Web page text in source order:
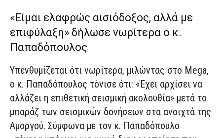
«Είμαι ελαφρώς αισιόδοξος, αλλά με
επιφύλαξη» δήλωσε νωρίτερα ο κ.
Παπαδόπουλος
Υπενθυμίζεται ότι νωρίτερα, μιλώντας στο Mega,
ο κ. Παπαδόπουλος τόνισε ότι: «Έχει αρχίσει να
αλλάζει η επιθετική σεισμική ακολουθία» μετά το
μπαράζ των σεισμικών δονήσεων στα ανοιχτά της
Αμοργού. Σύμφωνα με τον κ. Παπαδόπουλο